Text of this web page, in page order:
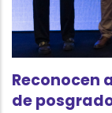
Reconocen
de